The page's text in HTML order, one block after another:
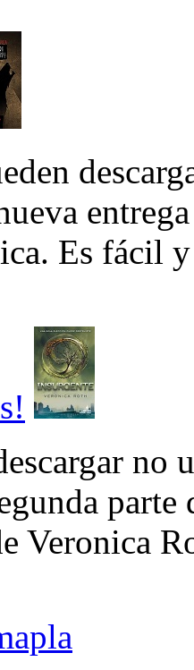
Es fácil
no
Veronica